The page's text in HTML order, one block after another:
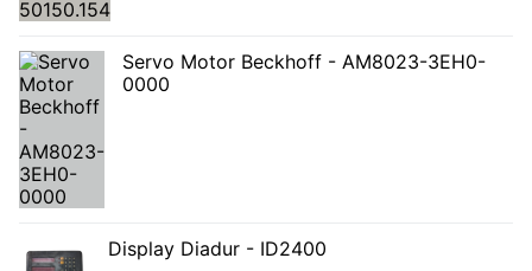
Servo Motor Beckhoff - AM8023-3EH0-
0000
Display Diadur - ID2400